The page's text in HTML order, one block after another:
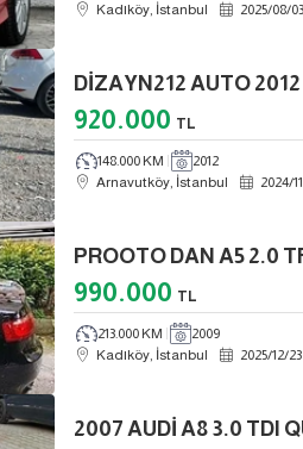
Kadıköy, İstanbul
2025/08/03
920.000 TL
148.000 KM
2012
Arnavutköy, İstanbul
2024/11
PROOTO DAN A5 2.0
990.000 TL
213.000 KM
2009
Kadıköy, İstanbul
2025/12/23